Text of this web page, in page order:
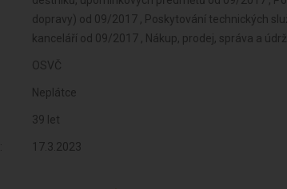
OSVČ
Neplátce
39 let
17.3.2023